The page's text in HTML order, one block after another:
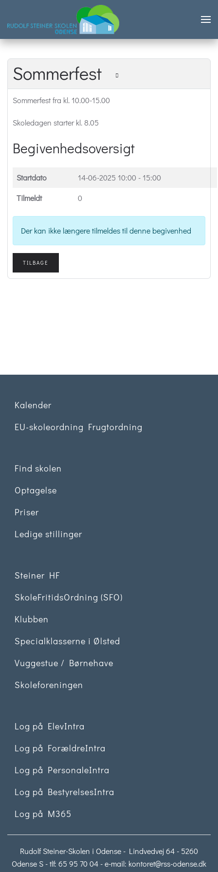
Skip to main content
Sommerfest
Sommerfest fra kl. 10.00-15.00
Skoledagen starter kl. 8.05
Begivenhedsoversigt
Startdato 14-06-2025 10:00 - 15:00
Tilmeldt
0
Der kan ikke længere tilmeldes til denne begivenhed
TILBAGE
Kalender
EU-skoleordning Frugtordning
Find skolen
Optagelse
Priser
Ledige stillinger
Steiner HF
SkoleFritidsOrdning (SFO)
Klubben
Specialklasserne i Ølsted
Vuggestue / Børnehave
Skoleforeningen
Log på ElevIntra
Log på ForældreIntra
Log på PersonaleIntra
Log på BestyrelsesIntra
Log på M365
Rudolf Steiner-Skolen i Odense - Lindvedvej 64 - 5260
Odense S - tlf: 65 95 70 04 - e-mail: kontoret@rss-odense.dk